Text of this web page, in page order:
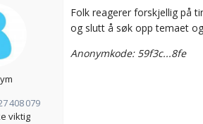
408 079
viktig
Folk reagerer forskjellig på
og slutt å søk opp temaet
Anonymkode: 59f3c...8fe